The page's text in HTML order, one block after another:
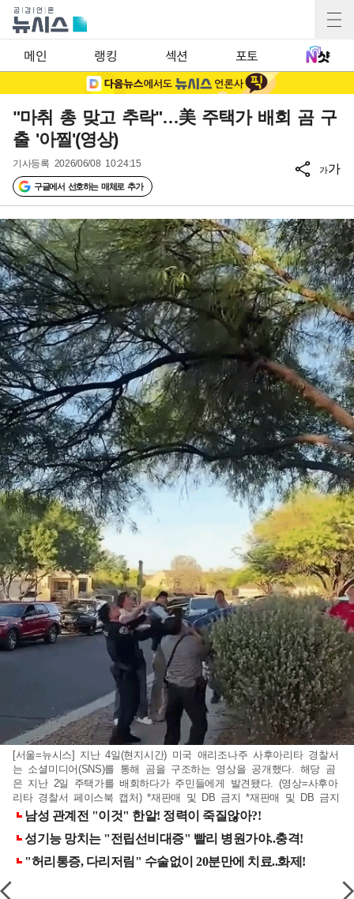
메인 랭킹 섹션 포토
"마취 총 맞고 추락"…美 주택가 배회 곰 구
출 '아찔'(영상)
기사등록 2026/06/08 10:24:15
구글에서 선호하는 매체로 추가
가가
[서울=뉴시스] 지난 4일(현지시간) 미국 애리조나주 사후아리타 경찰서
는 소셜미디어(SNS)를 통해 곰을 구조하는 영상을 공개했다. 해당 곰
은 지난 2일 주택가를 배회하다가 주민들에게 발견됐다. (영상=사후아
리타 경찰서 페이스북 캡처) *재판매 및 DB 금지 *재판매 및 DB 금지